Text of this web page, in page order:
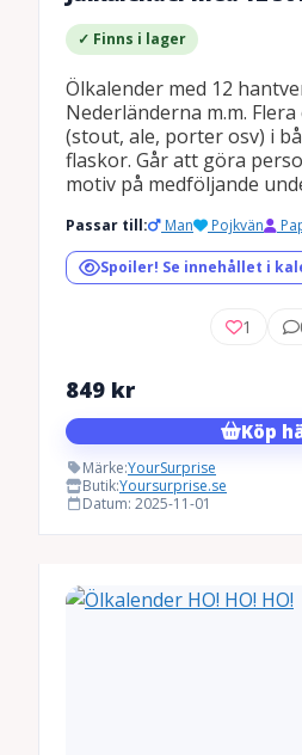
✓ Finns i lager
Ölkalender med 12
Nederländerna m.m.
(stout, ale, porter osv) i
flaskor. Går att göra
motiv på medföljande
Passar till: Man Pojkvän
Spoiler! Se innehållet i
1
849 kr
Köp
Märke:YourSurprise
Butik:Yoursurprise.se
Datum: 2025-11-01